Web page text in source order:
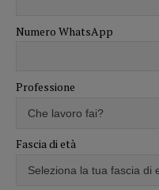
Numero WhatsApp
Professione
Fascia di età